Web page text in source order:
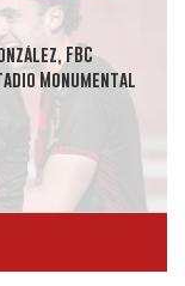
FBC
Monumental